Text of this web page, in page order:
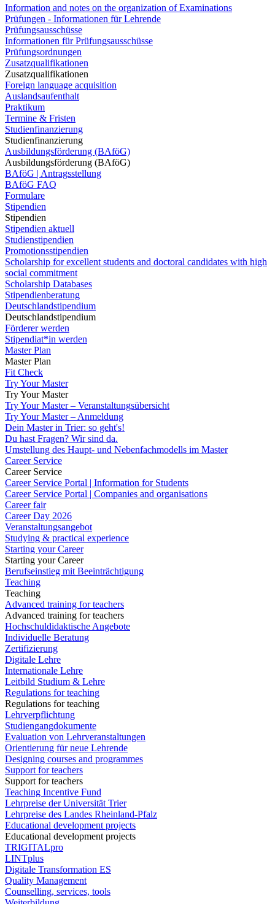
Information and notes on the organization of Examinations
Prüfungen - Informationen für Lehrende
Prüfungsausschüsse
Informationen für Prüfungsausschüsse
Prüfungsordnungen
Zusatzqualifikationen
Zusatzqualifikationen
Foreign language acquisition
Auslandsaufenthalt
Praktikum
Termine & Fristen
Studienfinanzierung
Studienfinanzierung
Ausbildungsförderung (BAföG)
Ausbildungsförderung (BAföG)
BAföG | Antragsstellung
BAföG FAQ
Formulare
Stipendien
Stipendien
Stipendien aktuell
Studienstipendien
Promotionsstipendien
Scholarship for excellent students and doctoral candidates with high
social commitment
Scholarship Databases
Stipendienberatung
Deutschlandstipendium
Deutschlandstipendium
Förderer werden
Stipendiat*in werden
Master Plan
Master Plan
Fit Check
Try Your Master
Try Your Master
Try Your Master – Veranstaltungsübersicht
Try Your Master – Anmeldung
Dein Master in Trier: so geht's!
Du hast Fragen? Wir sind da.
Umstellung des Haupt- und Nebenfachmodells im Master
Career Service
Career Service
Career Service Portal | Information for Students
Career Service Portal | Companies and organisations
Career fair
Career Day 2026
Veranstaltungsangebot
Studying & practical experience
Starting your Career
Starting your Career
Berufseinstieg mit Beeinträchtigung
Teaching
Teaching
Advanced training for teachers
Advanced training for teachers
Hochschuldidaktische Angebote
Individuelle Beratung
Zertifizierung
Digitale Lehre
Internationale Lehre
Leitbild Studium & Lehre
Regulations for teaching
Regulations for teaching
Lehrverpflichtung
Studiengangdokumente
Evaluation von Lehrveranstaltungen
Orientierung für neue Lehrende
Designing courses and programmes
Support for teachers
Support for teachers
Teaching Incentive Fund
Lehrpreise der Universität Trier
Lehrpreise des Landes Rheinland-Pfalz
Educational development projects
Educational development projects
TRIGITALpro
LINTplus
Digitale Transformation ES
Quality Management
Counselling, services, tools